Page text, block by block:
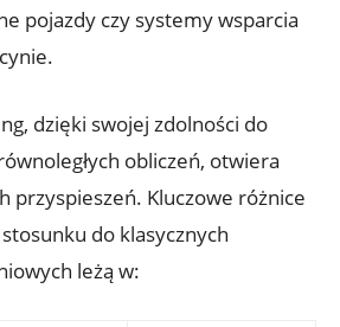
pojazdy czy systemy wsparcia
dzięki swojej zdolności do
obliczeń, otwiera
przyspieszeń. Kluczowe różnice
do klasycznych
leżą w: